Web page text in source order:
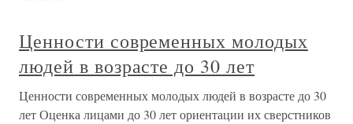
Ценности современных молодых
людей в возрасте до 30 лет
Ценности современных молодых людей в возрасте до 30
лет Оценка лицами до 30 лет ориентации их сверстников